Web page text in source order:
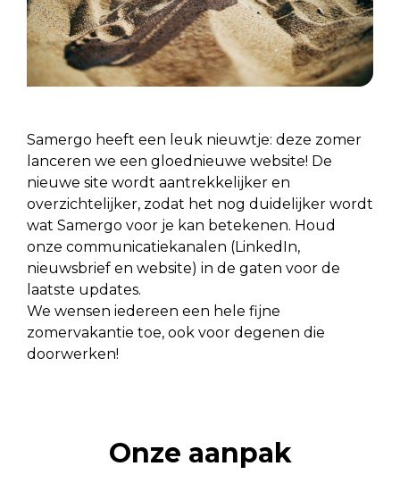
Samergo heeft een leuk nieuwtje: deze zomer
lanceren we een gloednieuwe website! De
nieuwe site wordt aantrekkelijker en
overzichtelijker, zodat het nog duidelijker wordt
wat Samergo voor je kan betekenen. Houd
onze communicatiekanalen (LinkedIn,
nieuwsbrief en website) in de gaten voor de
laatste updates.
We wensen iedereen een hele fijne
zomervakantie toe, ook voor degenen die
doorwerken!
Onze aanpak